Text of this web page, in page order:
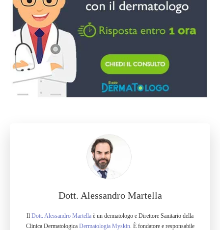
Dott. Alessandro Martella
Il Dott. Alessandro Martella è un dermatologo e Direttore Sanitario della
Clinica Dermatologica Dermatologia Myskin . È fondatore e responsabile